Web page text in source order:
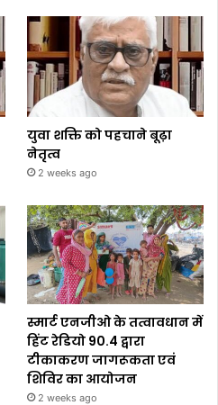
युवा शक्ति को पहचाने बूढ़ा
नेतृत्व
2 weeks ago
स्मार्ट एनजीओ के तत्वावधान में
हिंट रेडियो 90.4 द्वारा
टीकाकरण जागरूकता एवं
शिविर का आयोजन
2 weeks ago